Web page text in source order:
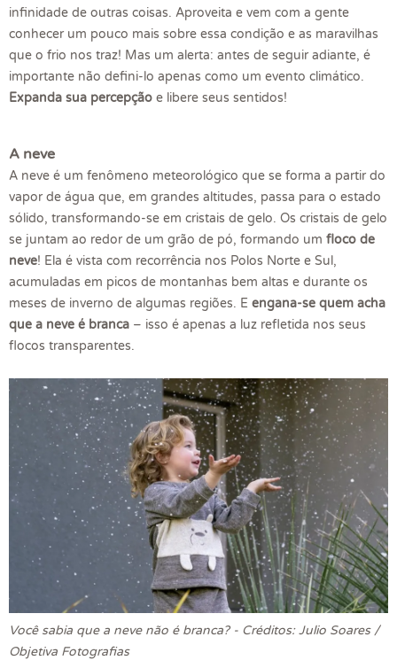
infinidade de outras coisas. Aproveita e vem com a gente
conhecer um pouco mais sobre essa condição e as maravilhas
que o frio nos traz! Mas um alerta: antes de seguir adiante, é
importante não defini-lo apenas como um evento climático.
Expanda sua percepção e libere seus sentidos!
A neve
A neve é um fenômeno meteorológico que se forma a partir do
vapor de água que, em grandes altitudes, passa para o estado
sólido, transformando-se em cristais de gelo. Os cristais de gelo
se juntam ao redor de um grão de pó, formando um floco de
neve! Ela é vista com recorrência nos Polos Norte e Sul,
acumuladas em picos de montanhas bem altas e durante os
meses de inverno de algumas regiões. E engana-se quem acha
que a neve é branca – isso é apenas a luz refletida nos seus
flocos transparentes.
Você sabia que a neve não é branca? - Créditos: Julio Soares /
Objetiva Fotografias